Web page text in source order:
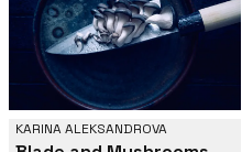
KARINA ALEKSANDROVA